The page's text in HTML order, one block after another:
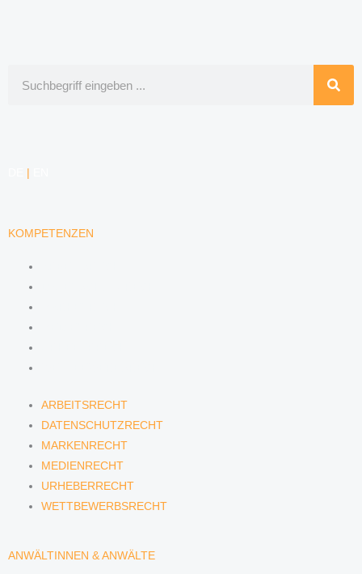
KOMPETENZEN
ARBEITSRECHT
DATENSCHUTZRECHT
MARKENRECHT
MEDIENRECHT
URHEBERRECHT
WETTBEWERBSRECHT
ANWÄLTINNEN & ANWÄLTE